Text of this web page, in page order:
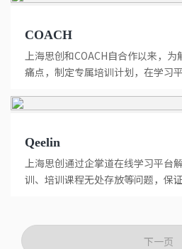
COACH
上海思创和COACH自合作以来，
痛点，制定专属培训计划，在学习
Qeelin
上海思创通过企掌道在线学习平台
训、培训课程无处存放等问题，保
下一页